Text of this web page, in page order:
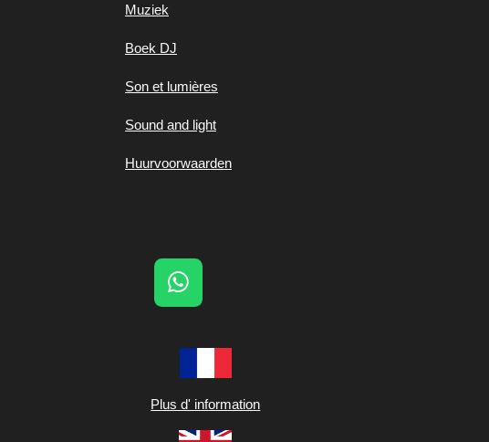
Muziek
Boek DJ
Son et lumières
Sound and light
Huurvoorwaarden
W
s
A
p
Plus d' information